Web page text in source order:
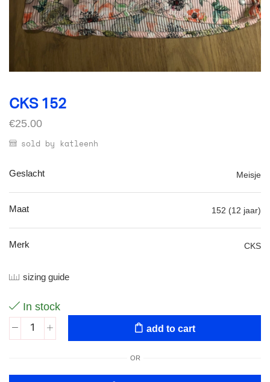
CKS 152
€25.00
sold by katleenh
Geslacht Meisje
Maat 152 (12 jaar)
Merk CKS
sizing guide
In stock
add to cart
OR